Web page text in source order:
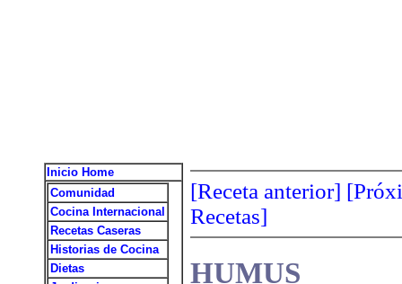
Inicio Home
Comunidad
Cocina Internacional
Recetas Caseras
Historias de Cocina
Dietas
[Receta anterior]
Recetas]
HUMUS